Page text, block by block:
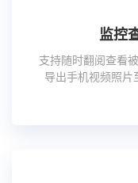
监控
支持随时翻阅查看
导出手机视频照片